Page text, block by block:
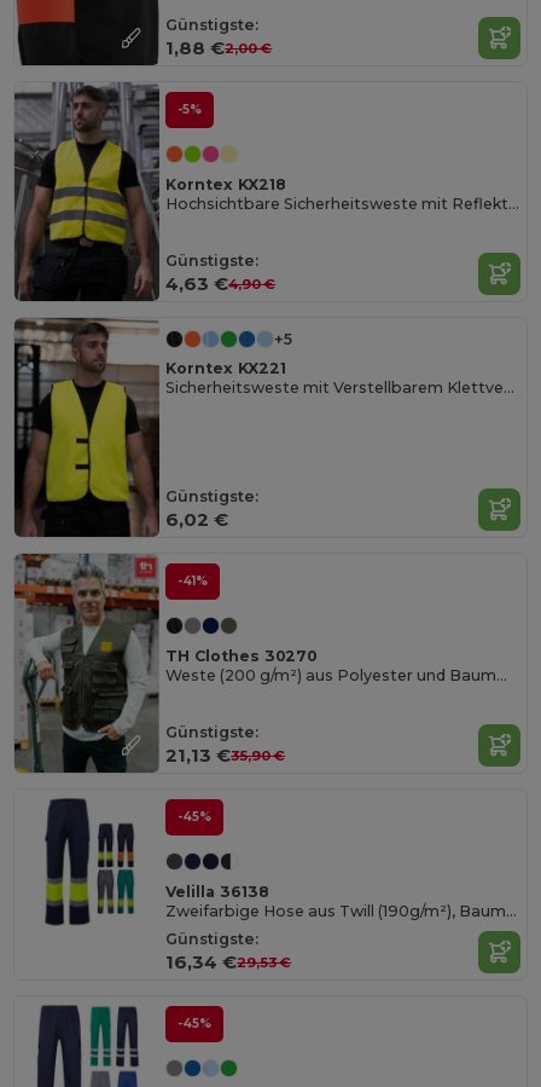
Günstigste:
1,88 €2,00 €
-5%
Korntex KX218
Hochsichtbare Sicherheitsweste mit Reflektorstreifen
Günstigste:
4,63 €4,90 €
+5
Korntex KX221
Sicherheitsweste mit Verstellbarem Klettverschluss
Günstigste:
6,02 €
-41%
TH Clothes 30270
Weste (200 g/m²) aus Polyester und Baumwolle
Günstigste:
21,13 €35,90 €
-45%
Velilla 36138
Zweifarbige Hose aus Twill (190g/m²), Baumwolle (20%) und Polyester (80%)
Günstigste:
16,34 €29,53 €
-45%